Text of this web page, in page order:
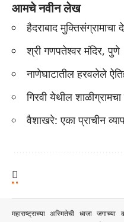
आमचे नवीन लेख
हैदराबाद मुक्तिसंग्रामाचा
श्री गणपतेश्वर मंदिर,
नाणेघाटातील हरवलेले
गिरवी येथील
वैशाखरे: एका प्राचीन
महाराष्ट्राच्या अस्मितेची ध्वजा